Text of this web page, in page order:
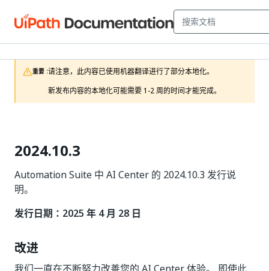
重要 :请注意，此内容已使用机器翻译进行了部分本地化。
新发布内容的本地化可能需要 1-2 周的时间才能完成。
2024.10.3
Automation Suite 中 AI Center 的 2024.10.3 发行说
明。
发行日期：2025 年 4 月 28 日
改进